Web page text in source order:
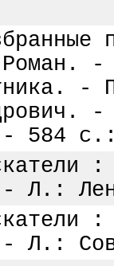
-
-
- 584
:
- Л.:
:
- Л.: